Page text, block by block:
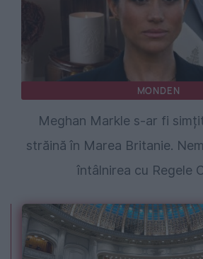
MONDEN
Meghan Markle s-ar fi
străină în Marea Britanie.
întâlnirea cu Regele